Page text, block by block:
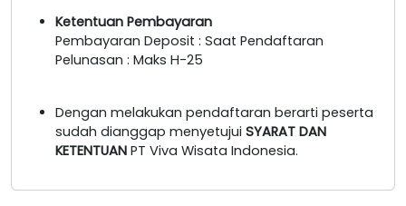
Ketentuan Pembayaran
Pembayaran Deposit : Saat Pendaftaran
Pelunasan : Maks H-25
Dengan melakukan pendaftaran berarti peserta
sudah dianggap menyetujui SYARAT DAN
KETENTUAN PT Viva Wisata Indonesia.